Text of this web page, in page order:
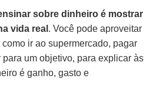
sobre dinheiro é mostrar
vida real. Você pode aproveitar
ir ao supermercado, pagar
um objetivo, para explicar às
é ganho, gasto e